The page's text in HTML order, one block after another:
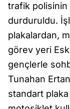
trafik polisinin
durduruldu.
plakalardan,
görev yeri
gençlerle
Tunahan
standart plaka